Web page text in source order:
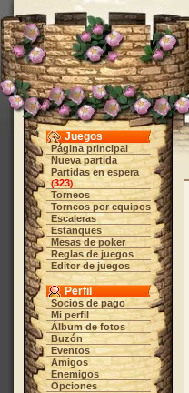
Juegos
Página principal
Nueva partida
Partidas en espera
(323)
Torneos
Torneos por equipos
Escaleras
Estanques
Mesas de poker
Reglas de juegos
Editor de juegos
Perfil
Socios de pago
Mi perfil
Álbum de fotos
Buzón
Eventos
Amigos
Enemigos
Opciones